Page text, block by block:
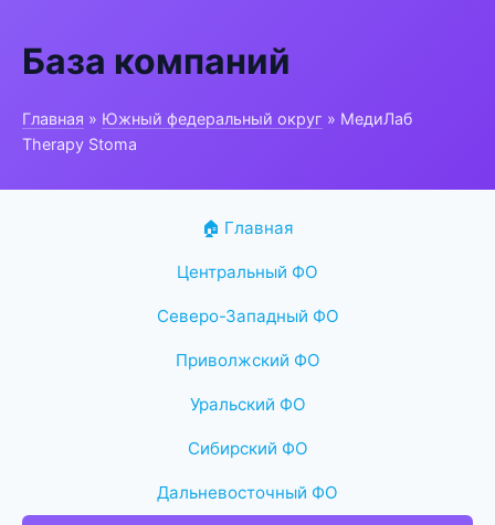
База компаний
Главная » Южный федеральный округ » МедиЛаб
Therapy Stoma
🏠 Главная
Центральный ФО
Северо-Западный ФО
Приволжский ФО
Уральский ФО
Сибирский ФО
Дальневосточный ФО